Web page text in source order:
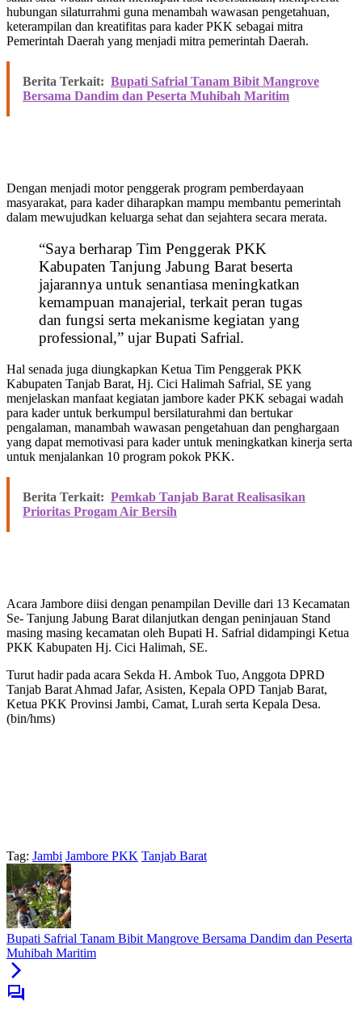
hubungan silaturrahmi guna menambah wawasan pengetahuan,
keterampilan dan kreatifitas para kader PKK sebagai mitra
Pemerintah Daerah yang menjadi mitra pemerintah Daerah.
Berita Terkait: Bupati Safrial Tanam Bibit Mangrove
Bersama Dandim dan Peserta Muhibah Maritim
Dengan menjadi motor penggerak program pemberdayaan
masyarakat, para kader diharapkan mampu membantu pemerintah
dalam mewujudkan keluarga sehat dan sejahtera secara merata.
“Saya berharap Tim Penggerak PKK
Kabupaten Tanjung Jabung Barat beserta
jajarannya untuk senantiasa meningkatkan
kemampuan manajerial, terkait peran tugas
dan fungsi serta mekanisme kegiatan yang
professional,” ujar Bupati Safrial.
Hal senada juga diungkapkan Ketua Tim Penggerak PKK
Kabupaten Tanjab Barat, Hj. Cici Halimah Safrial, SE yang
menjelaskan manfaat kegiatan jambore kader PKK sebagai wadah
para kader untuk berkumpul bersilaturahmi dan bertukar
pengalaman, manambah wawasan pengetahuan dan penghargaan
yang dapat memotivasi para kader untuk meningkatkan kinerja serta
untuk menjalankan 10 program pokok PKK.
Berita Terkait: Pemkab Tanjab Barat Realisasikan
Prioritas Progam Air Bersih
Acara Jambore diisi dengan penampilan Deville dari 13 Kecamatan
Se- Tanjung Jabung Barat dilanjutkan dengan peninjauan Stand
masing masing kecamatan oleh Bupati H. Safrial didampingi Ketua
PKK Kabupaten Hj. Cici Halimah, SE.
Turut hadir pada acara Sekda H. Ambok Tuo, Anggota DPRD
Tanjab Barat Ahmad Jafar, Asisten, Kepala OPD Tanjab Barat,
Ketua PKK Provinsi Jambi, Camat, Lurah serta Kepala Desa.
(bin/hms)
Tag: Jambi Jambore PKK Tanjab Barat
Bupati Safrial Tanam Bibit Mangrove Bersama Dandim dan Peserta
Muhibah Maritim